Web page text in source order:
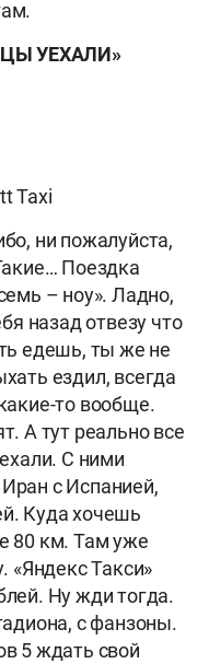
УЕХАЛИ»
Taxi
ни пожалуйста,
Поездка
– ноу». Ладно,
назад отвезу что
едешь, ты же не
ездил, всегда
то вообще.
А тут реально все
С ними
с Испанией,
Куда хочешь
80 км. Там уже
«Яндекс Такси»
Ну жди тогда.
с фанзоны.
5 ждать свой